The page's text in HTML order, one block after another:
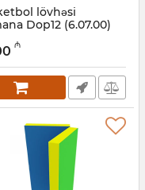
lövhəsi
Dop12 (6.07.00)
001002062
₼